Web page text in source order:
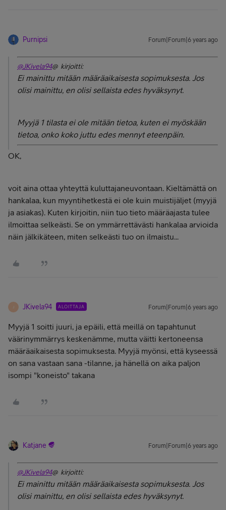
Purnipsi Forum|Forum|6 years ago
@JKivela94@ kirjoitti:
Ei mainittu mitään määräaikaisesta sopimuksesta. Jos
olisi mainittu, en olisi sellaista edes hyväksynyt.
Myyjä 1 tilasta ei ole mitään tietoa, kuten ei myöskään
tietoa, onko koko juttu edes mennyt eteenpäin.
OK,
voit aina ottaa yhteyttä kuluttajaneuvontaan. Kieltämättä on
hankalaa, kun myyntihetkestä ei ole kuin muistijäljet (myyjä
ja asiakas). Kuten kirjoitin, niin tuo tieto määräajasta tulee
ilmoittaa selkeästi. Se on ymmärrettävästi hankalaa arvioida
näin jälkikäteen, miten selkeästi tuo on ilmaistu...
J JKivela94 ALOITTAJA Forum|Forum|6 years ago
Myyjä 1 soitti juuri, ja epäili, että meillä on tapahtunut
väärinymmärrys keskenämme, mutta väitti kertoneensa
määräaikaisesta sopimuksesta. Myyjä myönsi, että kyseessä
on sana vastaan sana -tilanne, ja hänellä on aika paljon
isompi "koneisto" takana
Katjane Forum|Forum|6 years ago
@JKivela94@ kirjoitti:
Ei mainittu mitään määräaikaisesta sopimuksesta. Jos
olisi mainittu, en olisi sellaista edes hyväksynyt.